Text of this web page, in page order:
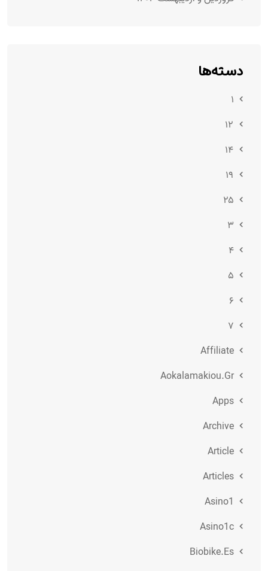
دسته‌ها
۱
۱۲
۱۴
۱۹
۲۵
۳
۴
۵
۶
۷
Affiliate
Aokalamakiou.gr
Apps
Archive
Article
Articles
Asino1
Asino1c
Biobike.es